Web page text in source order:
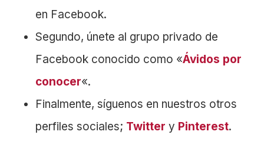
en Facebook.
Segundo, únete al grupo privado de
Facebook conocido como «Ávidos por
conocer«.
Finalmente, síguenos en nuestros otros
perfiles sociales; Twitter y Pinterest.